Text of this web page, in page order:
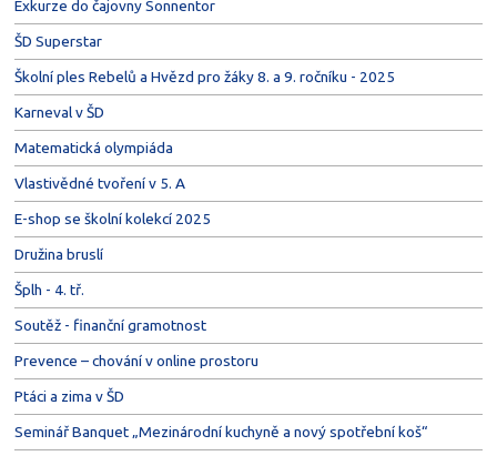
Exkurze do čajovny Sonnentor
ŠD Superstar
Školní ples Rebelů a Hvězd pro žáky 8. a 9. ročníku - 2025
Karneval v ŠD
Matematická olympiáda
Vlastivědné tvoření v 5. A
E-shop se školní kolekcí 2025
Družina bruslí
Šplh - 4. tř.
Soutěž - finanční gramotnost
Prevence – chování v online prostoru
Ptáci a zima v ŠD
Seminář Banquet „Mezinárodní kuchyně a nový spotřební koš“